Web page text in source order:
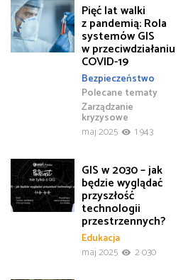
Pięć lat walki
z pandemią: Rola
systemów GIS
w przeciwdziałaniu
COVID-19
Bezpieczeństwo
Polecane tematy
Zarządzanie
kryzysowe
maj 2025
1 943
GIS w 2030 – jak
będzie wyglądać
przyszłość
technologii
przestrzennych?
Edukacja
maj 2025
2 030